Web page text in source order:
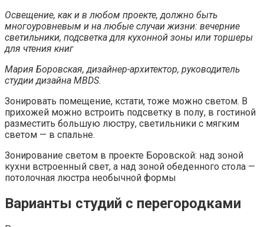
Освещение, как и в любом проекте, должно быть
многоуровневым и на любые случаи жизни: вечерние
светильники, подсветка для кухонной зоны или торшеры
для чтения книг
Мария Боровская, дизайнер-архитектор, руководитель
студии дизайна MBDS.
Зонировать помещение, кстати, тоже можно светом. В
прихожей можно встроить подсветку в полу, в гостиной
разместить большую люстру, светильники с мягким
светом — в спальне.
Зонирование светом в проекте Боровской: над зоной
кухни встроенный свет, а над зоной обеденного стола —
потолочная люстра необычной формы
Варианты студий с перегородками